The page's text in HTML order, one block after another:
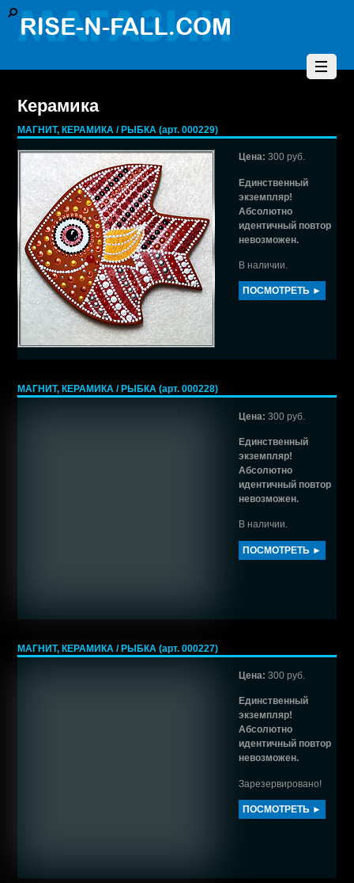
Керамика
МАГНИТ, КЕРАМИКА / РЫБКА (арт. 000229)
Цена: 300 руб.
Единственный
экземпляр!
Абсолютно
идентичный повтор
невозможен.
В наличии.
ПОСМОТРЕТЬ ►
МАГНИТ, КЕРАМИКА / РЫБКА (арт. 000228)
Цена: 300 руб.
Единственный
экземпляр!
Абсолютно
идентичный повтор
невозможен.
В наличии.
ПОСМОТРЕТЬ ►
МАГНИТ, КЕРАМИКА / РЫБКА (арт. 000227)
Цена: 300 руб.
Единственный
экземпляр!
Абсолютно
идентичный повтор
невозможен.
Зарезервировано!
ПОСМОТРЕТЬ ►